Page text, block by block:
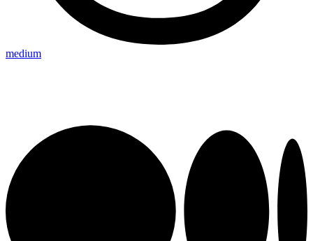
medium